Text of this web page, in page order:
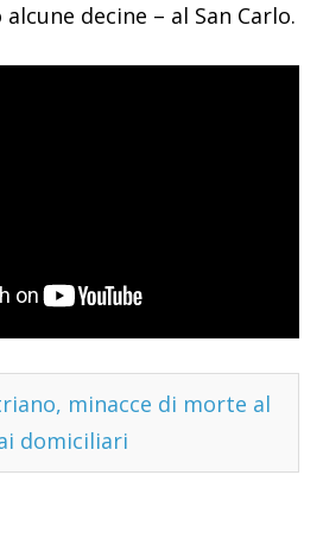
decine – al San Carlo.
minacce di morte al
domiciliari